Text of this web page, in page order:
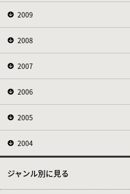
2009
2008
2007
2006
2005
2004
ジャンル別に見る